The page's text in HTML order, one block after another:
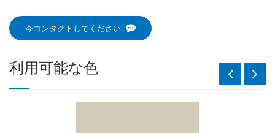
今コンタクトしてください
利用可能な色